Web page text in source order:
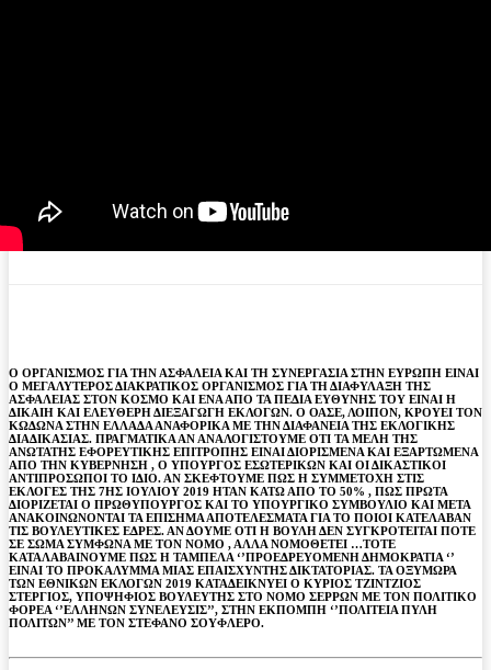
Ο ΟΡΓΑΝΙΣΜΟΣ ΓΙΑ ΤΗΝ ΑΣΦΑΛΕΙΑ ΚΑΙ ΤΗ ΣΥΝΕΡΓΑΣΙΑ ΣΤΗΝ ΕΥΡΩΠΗ ΕΙΝΑΙ
Ο ΜΕΓΑΛΥΤΕΡΟΣ ΔΙΑΚΡΑΤΙΚΟΣ ΟΡΓΑΝΙΣΜΟΣ ΓΙΑ ΤΗ ΔΙΑΦΥΛΑΞΗ ΤΗΣ
ΑΣΦΑΛΕΙΑΣ ΣΤΟΝ ΚΟΣΜΟ ΚΑΙ ΕΝΑ ΑΠΟ ΤΑ ΠΕΔΙΑ ΕΥΘΥΝΗΣ ΤΟΥ ΕΙΝΑΙ Η
ΔΙΚΑΙΗ ΚΑΙ ΕΛΕΥΘΕΡΗ ΔΙΕΞΑΓΩΓΗ ΕΚΛΟΓΩΝ. Ο ΟΑΣΕ, ΛΟΙΠΟΝ, ΚΡΟΥΕΙ ΤΟΝ
ΚΩΔΩΝΑ ΣΤΗΝ ΕΛΛΑΔΑ ΑΝΑΦΟΡΙΚΑ ΜΕ ΤΗΝ ΔΙΑΦΑΝΕΙΑ ΤΗΣ ΕΚΛΟΓΙΚΗΣ
ΔΙΑΔΙΚΑΣΙΑΣ. ΠΡΑΓΜΑΤΙΚΑ ΑΝ ΑΝΑΛΟΓΙΣΤΟΥΜΕ ΟΤΙ ΤΑ ΜΕΛΗ ΤΗΣ
ΑΝΩΤΑΤΗΣ ΕΦΟΡΕΥΤΙΚΗΣ ΕΠΙΤΡΟΠΗΣ ΕΙΝΑΙ ΔΙΟΡΙΣΜΕΝΑ ΚΑΙ ΕΞΑΡΤΩΜΕΝΑ
ΑΠΟ ΤΗΝ ΚΥΒΕΡΝΗΣΗ , Ο ΥΠΟΥΡΓΟΣ ΕΣΩΤΕΡΙΚΩΝ ΚΑΙ ΟΙ ΔΙΚΑΣΤΙΚΟΙ
ΑΝΤΙΠΡΟΣΩΠΟΙ ΤΟ ΙΔΙΟ. ΑΝ ΣΚΕΦΤΟΥΜΕ ΠΩΣ Η ΣΥΜΜΕΤΟΧΗ ΣΤΙΣ
ΕΚΛΟΓΕΣ ΤΗΣ 7ΗΣ ΙΟΥΛΙΟΥ 2019 ΗΤΑΝ ΚΑΤΩ ΑΠΟ ΤΟ 50% , ΠΩΣ ΠΡΩΤΑ
ΔΙΟΡΙΖΕΤΑΙ Ο ΠΡΩΘΥΠΟΥΡΓΟΣ ΚΑΙ ΤΟ ΥΠΟΥΡΓΙΚΟ ΣΥΜΒΟΥΛΙΟ ΚΑΙ ΜΕΤΑ
ΑΝΑΚΟΙΝΩΝΟΝΤΑΙ ΤΑ ΕΠΙΣΗΜΑ ΑΠΟΤΕΛΕΣΜΑΤΑ ΓΙΑ ΤΟ ΠΟΙΟΙ ΚΑΤΕΛΑΒΑΝ
ΤΙΣ ΒΟΥΛΕΥΤΙΚΕΣ ΕΔΡΕΣ. ΑΝ ΔΟΥΜΕ ΟΤΙ Η ΒΟΥΛΗ ΔΕΝ ΣΥΓΚΡΟΤΕΙΤΑΙ ΠΟΤΕ
ΣΕ ΣΩΜΑ ΣΥΜΦΩΝΑ ΜΕ ΤΟΝ ΝΟΜΟ , ΑΛΛΑ ΝΟΜΟΘΕΤΕΙ …ΤΟΤΕ
ΚΑΤΑΛΑΒΑΙΝΟΥΜΕ ΠΩΣ Η ΤΑΜΠΕΛΑ ‘’ΠΡΟΕΔΡΕΥΟΜΕΝΗ ΔΗΜΟΚΡΑΤΙΑ ‘’
ΕΙΝΑΙ ΤΟ ΠΡΟΚΑΛΥΜΜΑ ΜΙΑΣ ΕΠΑΙΣΧΥΝΤΗΣ ΔΙΚΤΑΤΟΡΙΑΣ. ΤΑ ΟΞΥΜΩΡΑ
ΤΩΝ ΕΘΝΙΚΩΝ ΕΚΛΟΓΩΝ 2019 ΚΑΤΑΔΕΙΚΝΥΕΙ Ο ΚΥΡΙΟΣ ΤΖΙΝΤΖΙΟΣ
ΣΤΕΡΓΙΟΣ, ΥΠΟΨΗΦΙΟΣ ΒΟΥΛΕΥΤΗΣ ΣΤΟ ΝΟΜΟ ΣΕΡΡΩΝ ΜΕ ΤΟΝ ΠΟΛΙΤΙΚΟ
ΦΟΡΕΑ ‘’ΕΛΛΗΝΩΝ ΣΥΝΕΛΕΥΣΙΣ’’, ΣΤΗΝ ΕΚΠΟΜΠΗ ‘’ΠΟΛΙΤΕΙΑ ΠΥΛΗ
ΠΟΛΙΤΩΝ’’ ΜΕ ΤΟΝ ΣΤΕΦΑΝΟ ΣΟΥΦΛΕΡΟ.